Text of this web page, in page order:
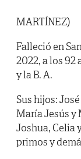
MARTÍNEZ)
Falleció en
2022, a los 92
y la B. A.
Sus hijos:
María Jesús y
Joshua, Celia
primos y